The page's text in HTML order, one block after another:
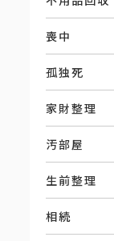
喪中
孤独死
家財整理
汚部屋
生前整理
相続